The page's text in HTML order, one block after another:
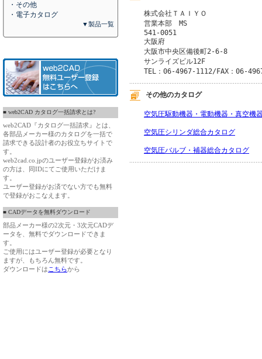
・その他
・電子カタログ
▼製品一覧
■ web2CAD カタログ一括請求とは?
web2CAD『カタログ一括請求』とは、
各部品メーカー様のカタログを一括で
請求できる設計者のお役立ちサイトで
す。
web2cad.co.jpのユーザー登録がお済み
の方は、同IDにてご使用いただけま
す。
ユーザー登録がお済でない方でも無料
で登録がおこなえます。
■ CADデータを無料ダウンロード
部品メーカー様の2次元・3次元CADデ
ータを、無料でダウンロードできま
す。
ご使用にはユーザー登録が必要となり
ますが、もちろん無料です。
ダウンロードは こちらから
株式会社ＴＡＩＹＯ
営業本部　MS
541-0051
大阪府
大阪市中央区備後町2-6-8
サンライズビル12F
TEL：06-4967-1112/FAX：06-
その他のカタログ
空気圧駆動機器・電動機器・真空機
空気圧シリンダ総合カタログ
空気圧バルブ・補器総合カタログ